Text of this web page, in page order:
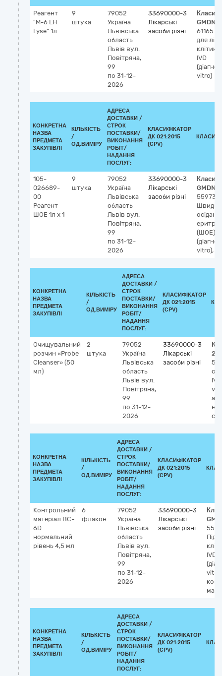
Реагент
"M-6 LH
Lyse" 1л
9
штука
79052
Україна
Львівська
область
Львів вул.
Повітряна,
99
по 31-12-
2026
33690000-3
Лікарські
засоби різні
GMDN-
61165
для
клітин
IVD
vitro)
КОНКРЕТНА
НАЗВА
ПРЕДМЕТА
ЗАКУПІВЛІ
КІЛЬКІСТЬ
/
ОД.ВИМІРУ
АДРЕСА
ДОСТАВКИ /
СТРОК
ПОСТАВКИ/
ВИКОНАННЯ
РОБІТ/
НАДАННЯ
ПОСЛУГ:
КЛАСИФІКАТОР
ДК 021:2015
(CPV)
105-
026689-
00
Реагент
ШОЕ 1л х 1
9
штука
79052
Україна
Львівська
область
Львів вул.
Повітряна,
99
по 31-12-
2026
33690000-3
Лікарські
засоби різні
GMDN-
55973
(ШОЕ)
vitro),
КОНКРЕТНА
НАЗВА
ПРЕДМЕТА
ЗАКУПІВЛІ
КІЛЬКІСТЬ
/
ОД.ВИМІРУ
АДРЕСА
ДОСТАВКИ /
СТРОК
ПОСТАВКИ/
ВИКОНАННЯ
РОБІТ/
НАДАННЯ
ПОСЛУГ:
КЛАСИФІКАТОР
ДК 021:2015
(CPV)
Очищувальний
розчин «Probe
Cleanser» (50
мл)
2
штука
79052
Україна
Львівська
область
Львів вул.
Повітряна,
99
по 31-12-
2026
33690000-3
Лікарські
засоби різні
КОНКРЕТНА
НАЗВА
ПРЕДМЕТА
ЗАКУПІВЛІ
КІЛЬКІСТЬ
/
ОД.ВИМІРУ
АДРЕСА
ДОСТАВКИ /
СТРОК
ПОСТАВКИ/
ВИКОНАННЯ
РОБІТ/
НАДАННЯ
ПОСЛУГ:
КЛАСИФІКАТОР
ДК 021:2015
(CPV)
Контрольний
матеріал BC-
6D
нормальний
рівень 4,5 мл
6
флакон
79052
Україна
Львівська
область
Львів вул.
Повітряна,
99
по 31-12-
2026
33690000-3
Лікарські
засоби різні
IVD
КОНКРЕТНА
НАЗВА
ПРЕДМЕТА
ЗАКУПІВЛІ
КІЛЬКІСТЬ
/
ОД.ВИМІРУ
АДРЕСА
ДОСТАВКИ /
СТРОК
ПОСТАВКИ/
ВИКОНАННЯ
РОБІТ/
НАДАННЯ
ПОСЛУГ:
КЛАСИФІКАТОР
ДК 021:2015
(CPV)